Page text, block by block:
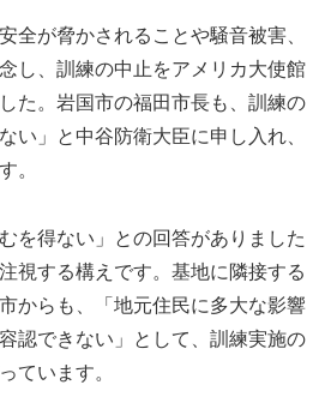
全が脅かされることや騒音被害、
し、訓練の中止をアメリカ大使館
た。岩国市の福田市長も、訓練の
い」と中谷防衛大臣に申し入れ、
。
を得ない」との回答がありました
視する構えです。基地に隣接する
からも、「地元住民に多大な影響
認できない」として、訓練実施の
ています。